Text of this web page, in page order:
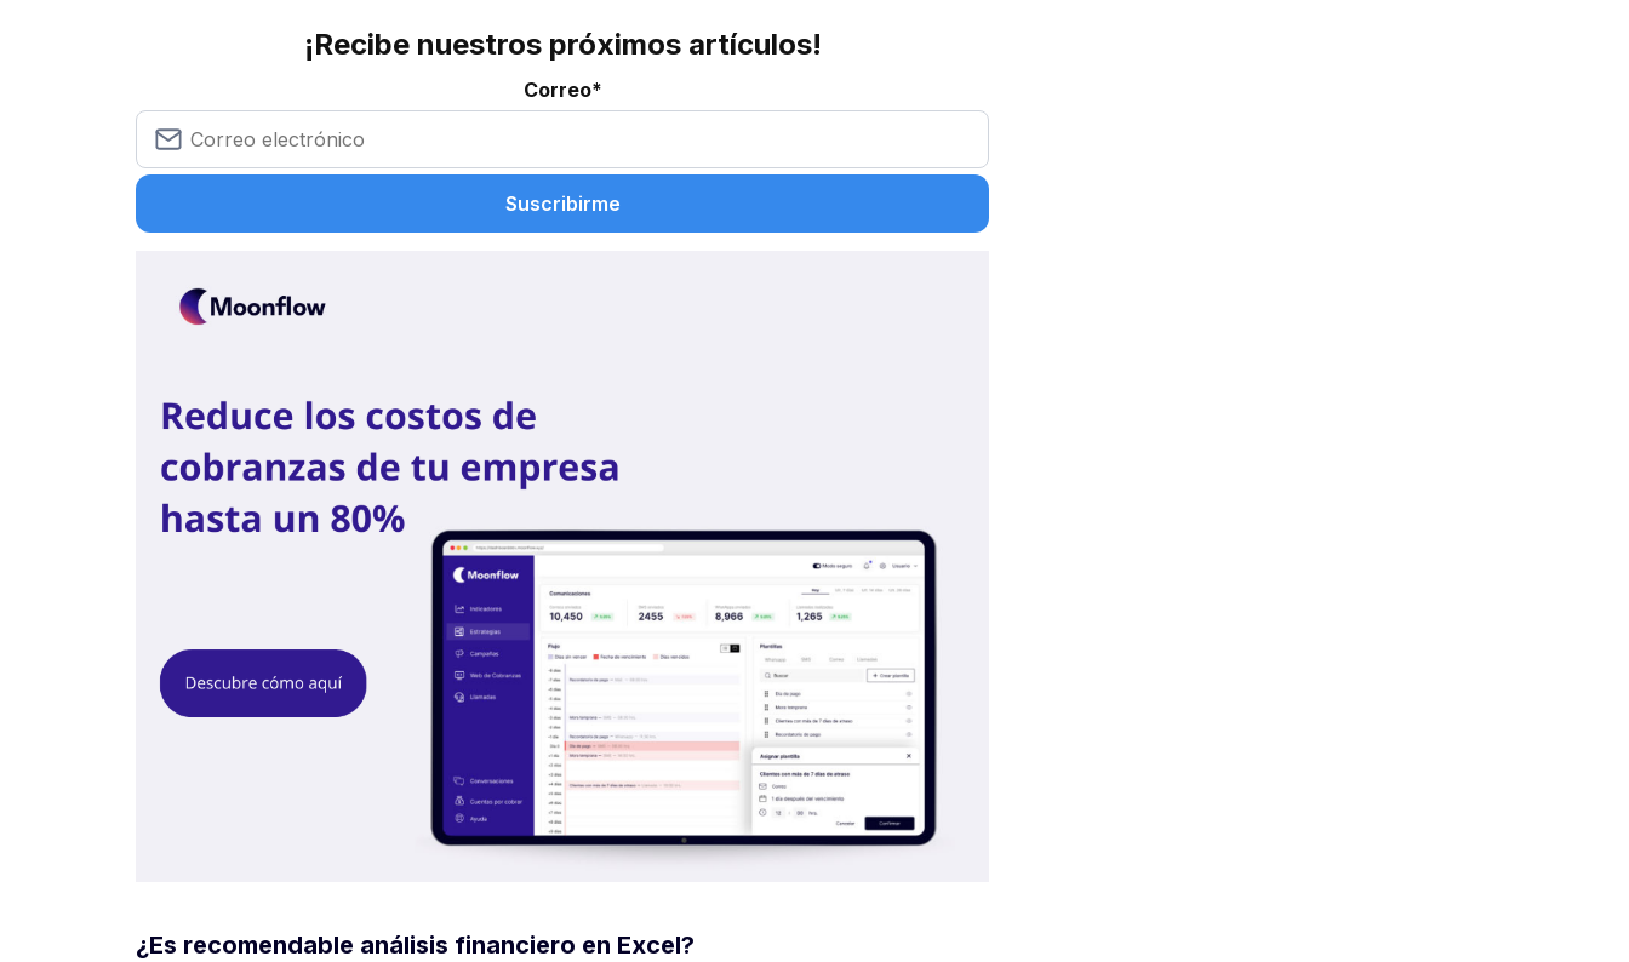
¡Recibe nuestros próximos artículos!
Correo*
¿Es recomendable análisis financiero en Excel?